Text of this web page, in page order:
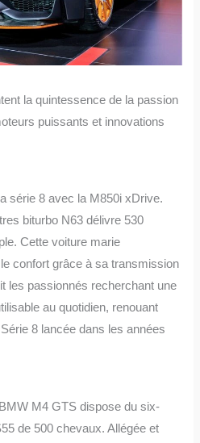
la quintessence de la passion
puissants et innovations
série 8 avec la M850i xDrive.
biturbo N63 délivre 530
Cette voiture marie
confort grâce à sa transmission
les passionnés recherchant une
au quotidien, renouant
8 lancée dans les années
M4 GTS dispose du six-
de 500 chevaux. Allégée et